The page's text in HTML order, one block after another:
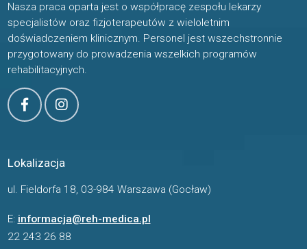
Nasza praca oparta jest o współpracę zespołu lekarzy
specjalistów oraz fizjoterapeutów z wieloletnim
doświadczeniem klinicznym. Personel jest wszechstronnie
przygotowany do prowadzenia wszelkich programów
rehabilitacyjnych.
Lokalizacja
ul. Fieldorfa 18, 03-984 Warszawa (Gocław)
E: informacja@reh-medica.pl
22 243 26 88